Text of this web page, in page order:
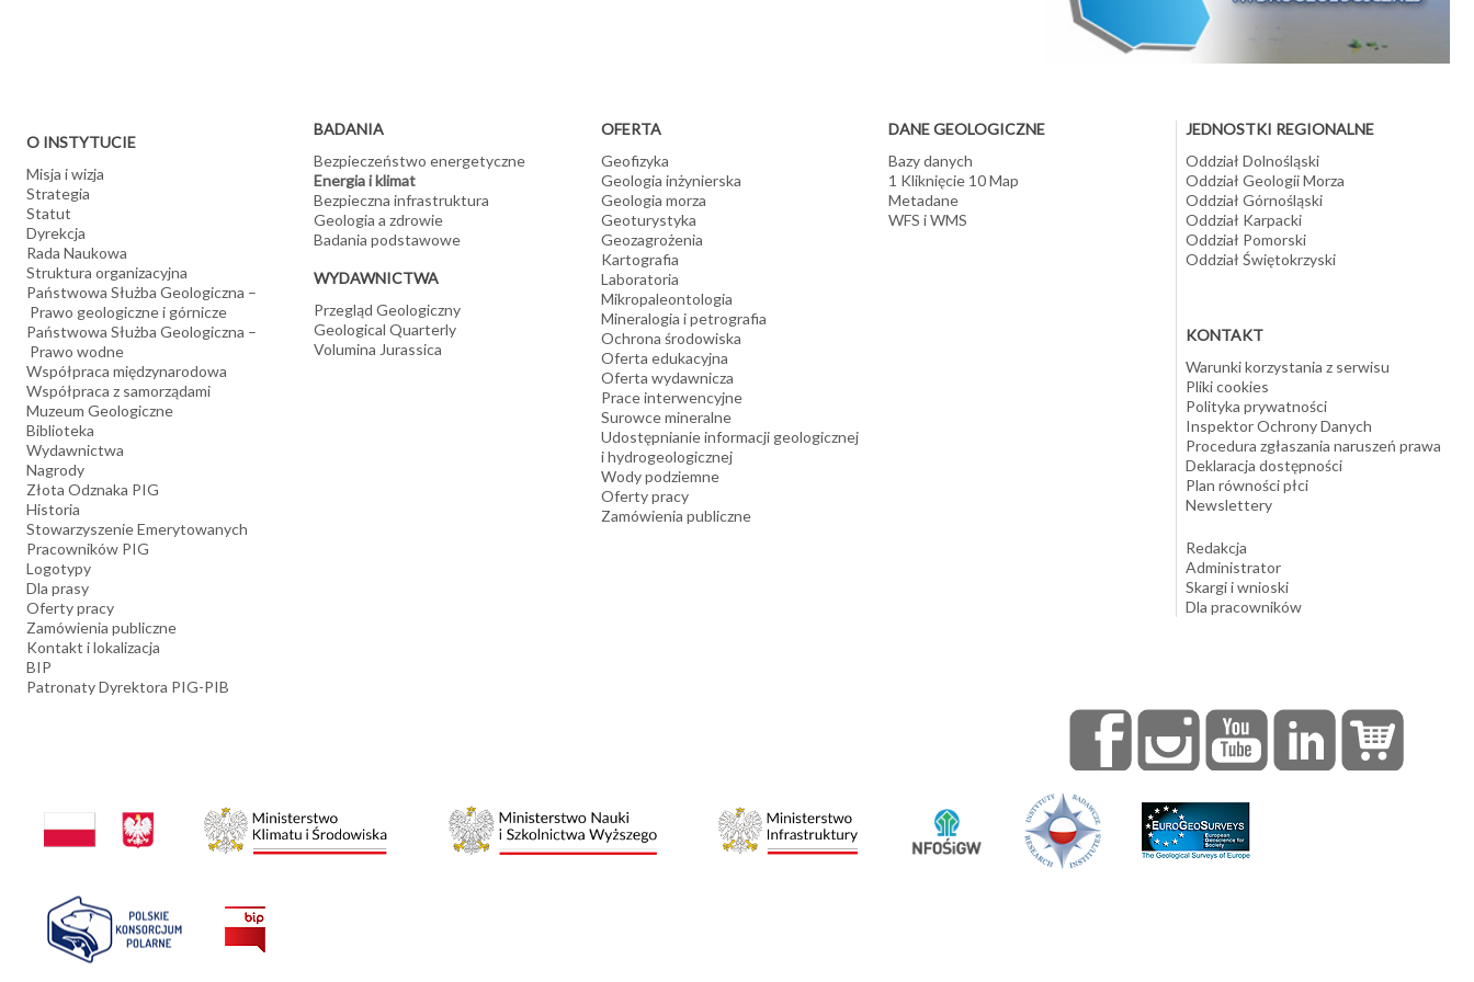
O INSTYTUCIE
Misja i wizja
Strategia
Statut
Dyrekcja
Rada Naukowa
Struktura organizacyjna
Państwowa Służba Geologiczna –
Prawo geologiczne i górnicze
Państwowa Służba Geologiczna –
Prawo wodne
Współpraca międzynarodowa
Współpraca z samorządami
Muzeum Geologiczne
Biblioteka
Wydawnictwa
Nagrody
Złota Odznaka PIG
Historia
Stowarzyszenie Emerytowanych
Pracowników PIG
Logotypy
Dla prasy
Oferty pracy
Zamówienia publiczne
Kontakt i lokalizacja
BIP
Patronaty Dyrektora PIG-PIB
BADANIA
Bezpieczeństwo energetyczne
Energia i klimat
Bezpieczna infrastruktura
Geologia a zdrowie
Badania podstawowe
WYDAWNICTWA
Przegląd Geologiczny
Geological Quarterly
Volumina Jurassica
OFERTA
Geofizyka
Geologia inżynierska
Geologia morza
Geoturystyka
Geozagrożenia
Kartografia
Laboratoria
Mikropaleontologia
Mineralogia i petrografia
Ochrona środowiska
Oferta edukacyjna
Oferta wydawnicza
Prace interwencyjne
Surowce mineralne
Udostępnianie informacji geologicznej
i hydrogeologicznej
Wody podziemne
Oferty pracy
Zamówienia publiczne
DANE GEOLOGICZNE
Bazy danych
1 Kliknięcie 10 Map
Metadane
WFS i WMS
JEDNOSTKI REGIONALNE
Oddział Dolnośląski
Oddział Geologii Morza
Oddział Górnośląski
Oddział Karpacki
Oddział Pomorski
Oddział Świętokrzyski
KONTAKT
Warunki korzystania z serwisu
Pliki cookies
Polityka prywatności
Inspektor Ochrony Danych
Procedura zgłaszania naruszeń prawa
Deklaracja dostępności
Plan równości płci
Newslettery
Redakcja
Administrator
Skargi i wnioski
Dla pracowników